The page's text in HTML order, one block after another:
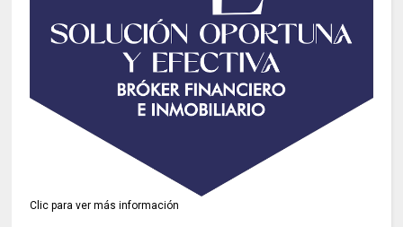
Clic para ver más información